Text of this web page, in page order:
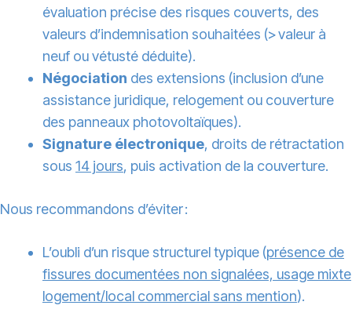
évaluation précise des risques couverts, des
valeurs d’indemnisation souhaitées (> valeur à
neuf ou vétusté déduite).
Négociation des extensions (inclusion d’une
assistance juridique, relogement ou couverture
des panneaux photovoltaïques).
Signature électronique, droits de rétractation
sous 14 jours, puis activation de la couverture.
Nous recommandons d’éviter :
L’oubli d’un risque structurel typique (présence de
fissures documentées non signalées, usage mixte
logement/local commercial sans mention).